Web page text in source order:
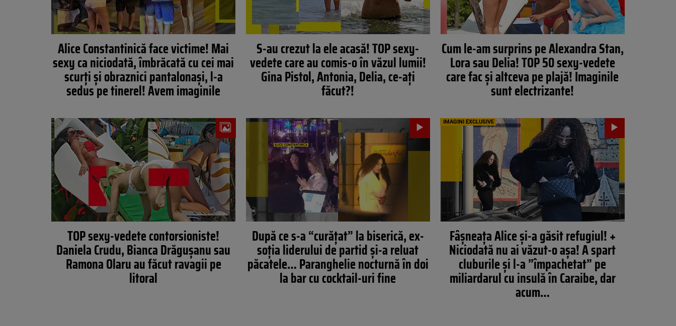
Alice Constantinică face victime! Mai
sexy ca niciodată, îmbrăcată cu cei mai
scurți și obraznici pantalonași, l-a
sedus pe tinerel! Avem imaginile
S-au crezut la ele acasă! TOP sexy-
vedete care au comis-o în văzul lumii!
Gina Pistol, Antonia, Delia, ce-ați
făcut?!
Cum le-am surprins pe Alexandra Stan,
Lora sau Delia! TOP 50 sexy-vedete
care fac și altceva pe plajă! Imaginile
sunt electrizante!
TOP sexy-vedete contorsioniste!
Daniela Crudu, Bianca Drăgușanu sau
Ramona Olaru au făcut ravagii pe
litoral
După ce s-a “curățat” la biserică, ex-
soția liderului de partid și-a reluat
păcatele… Paranghelie nocturnă în doi
la bar cu cocktail-uri fine
IMAGINI EXCLUSIVE
Fâșneața Alice și-a găsit refugiul! +
Niciodată nu ai văzut-o așa! A spart
cluburile și l-a ”împachetat” pe
miliardarul cu insulă în Caraibe, dar
acum…